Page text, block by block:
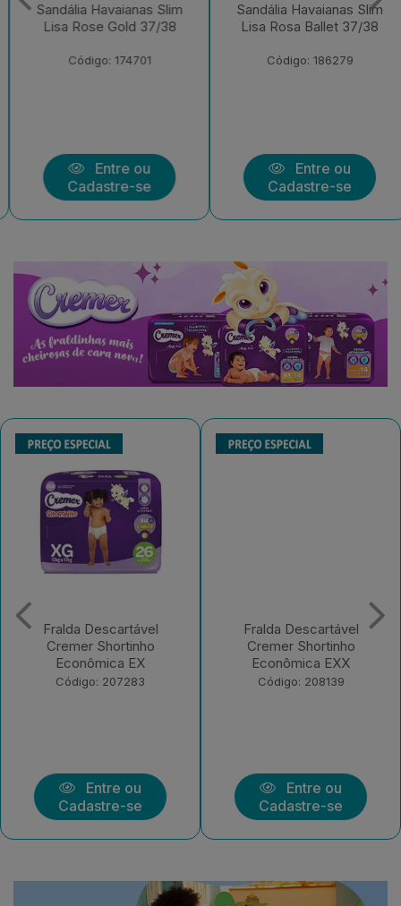
Sandália Havaianas Slim
Lisa Rose Gold 37/38
Código: 174701
Entre ou
Cadastre-se
Sandália Havaianas Slim
Lisa Rosa Ballet 37/38
Código: 186279
Entre ou
Cadastre-se
Fralda Descartável
Cremer Shortinho
Econômica EX
Código: 207283
Entre ou
Cadastre-se
Fralda Descartável
Cremer Shortinho
Econômica EXX
Código: 208139
Entre ou
Cadastre-se